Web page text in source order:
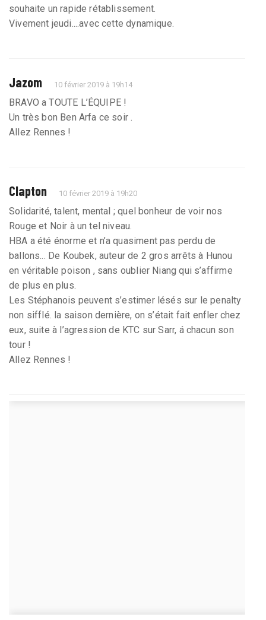
souhaite un rapide rétablissement.
Vivement jeudi....avec cette dynamique.
Jazom 10 février 2019 à 19h14
BRAVO a TOUTE L’ÉQUIPE !
Un très bon Ben Arfa ce soir .
Allez Rennes !
Clapton 10 février 2019 à 19h20
Solidarité, talent, mental ; quel bonheur de voir nos
Rouge et Noir à un tel niveau.
HBA a été énorme et n’a quasiment pas perdu de
ballons... De Koubek, auteur de 2 gros arrêts à Hunou
en véritable poison , sans oublier Niang qui s’affirme
de plus en plus.
Les Stéphanois peuvent s’estimer lésés sur le penalty
non sifflé. la saison dernière, on s’était fait enfler chez
eux, suite à l’agression de KTC sur Sarr, á chacun son
tour !
Allez Rennes !